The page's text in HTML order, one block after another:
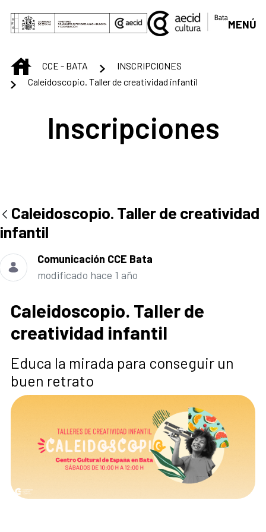
Saltar al contenido principal
MENÚ
INICIOCCE - BATA
INSCRIPCIONES
Caleidoscopio. Taller de creatividad infantil
Inscripciones
Caleidoscopio. Taller de creatividad
infantil
Comunicación CCE Bata
modificado hace 1 año
Caleidoscopio. Taller de
creatividad infantil
Educa la mirada para conseguir un
buen retrato